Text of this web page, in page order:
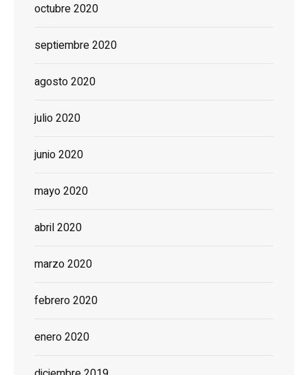
octubre 2020
septiembre 2020
agosto 2020
julio 2020
junio 2020
mayo 2020
abril 2020
marzo 2020
febrero 2020
enero 2020